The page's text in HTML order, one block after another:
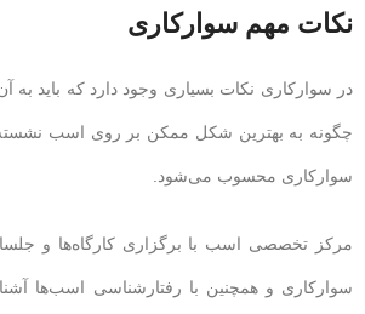
نکات مهم سوارکاری
در سوارکاری نکات بسیاری وجود دارد که باید
چگونه به بهترین شکل ممکن بر روی اسب نشسته
سوارکاری محسوب می‌شود.
مرکز تخصصی اسب با برگزاری کارگاه‌ها و
سوارکاری و همچنین با رفتارشناسی اسب‌ها